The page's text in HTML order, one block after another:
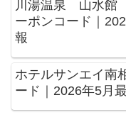
川湯温泉 山水館
ーポンコード｜
報
ホテルサンエイ南
ード｜2026年5月